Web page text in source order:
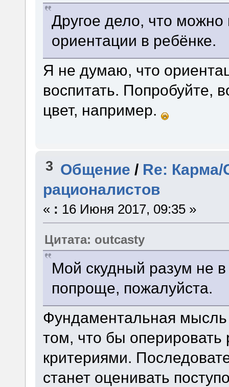
Другое дело, что можно
ориентации в ребёнке.
Я не думаю, что
воспитать. Попробуйте,
цвет, например.
3 Общение / Re: Карма/
рационалистов
« : 16 Июня 2017, 09:35 »
Цитата: outcasty
Мой скудный разум не
попроще, пожалуйста.
Фундаментальная мысль
том, что бы
критериями.
станет оценивать